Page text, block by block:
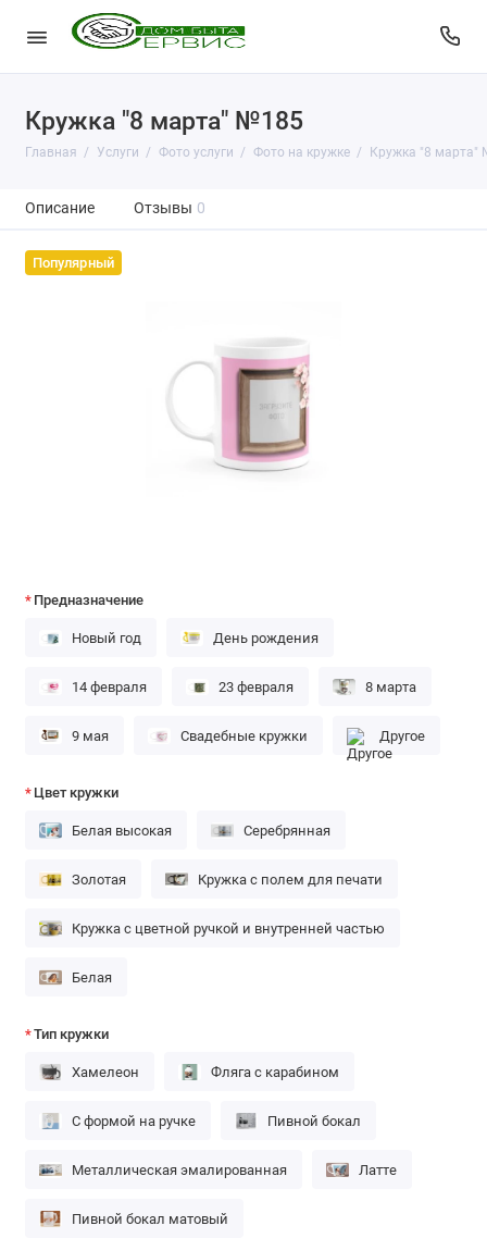
Кружка "8 марта" №185
Главная Услуги Фото услуги Фото на кружке Кружка "8 марта"
Описание Отзывы 0
Популярный
Предназначение
Новый год День рождения
14 февраля 23 февраля 8 марта
9 мая Свадебные кружки Другое
Цвет кружки
Белая высокая Серебрянная
Золотая Кружка с полем для печати
Кружка с цветной ручкой и внутренней частью
Белая
Тип кружки
Хамелеон Фляга с карабином
С формой на ручке Пивной бокал
Металлическая эмалированная Латте
Пивной бокал матовый